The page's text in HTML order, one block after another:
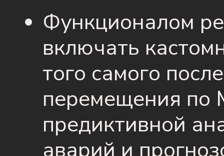
Функционалом
включать
того самого
перемещения
предиктивной
аварий и